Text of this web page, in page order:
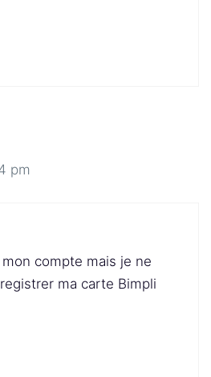
pm
compte mais je ne
ma carte Bimpli